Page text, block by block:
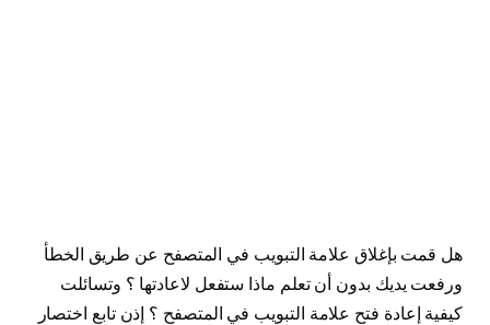
هل قمت بإغلاق علامة التبويب في المتصفح عن طريق الخطأ
ورفعت يديك بدون أن تعلم ماذا ستفعل لاعادتها ؟ وتسائلت
كيفية إعادة فتح علامة التبويب في المتصفح ؟ إذن تابع اختصار